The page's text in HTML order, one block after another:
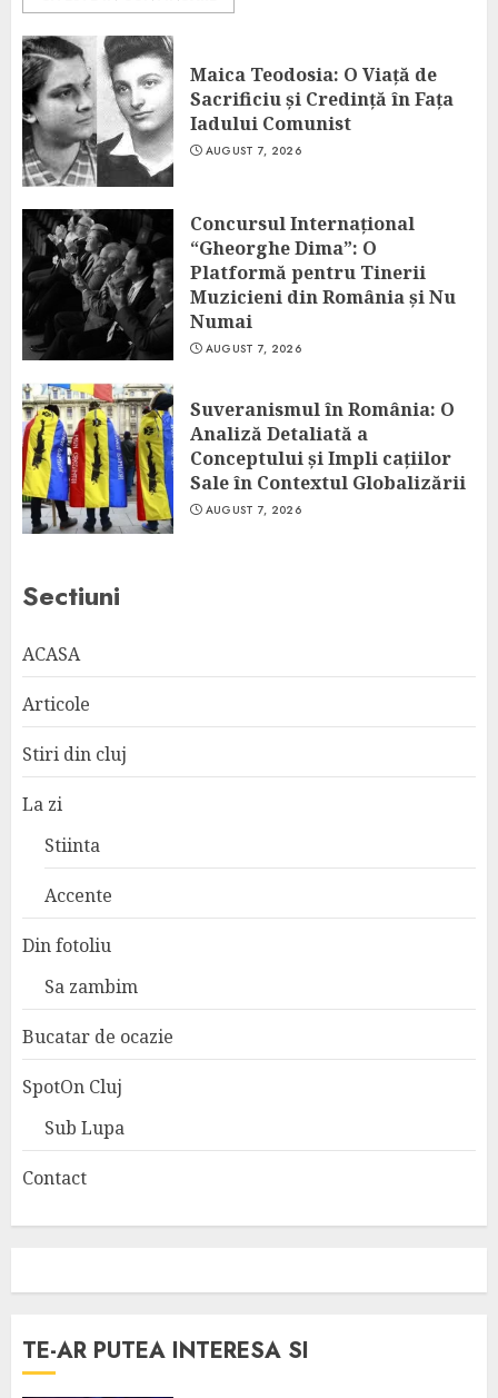
Maica Teodosia: O Viață de
Sacrificiu și Credință în Fața
Iadului Comunist
AUGUST 7, 2026
Concursul Internațional
“Gheorghe Dima”: O
Platformă pentru Tinerii
Muzicieni din România și Nu
Numai
AUGUST 7, 2026
Suveranismul în România: O
Analiză Detaliată a
Conceptului și Impli cațiilor
Sale în Contextul Globalizării
AUGUST 7, 2026
Sectiuni
ACASA
Articole
Stiri din cluj
La zi
Stiinta
Accente
Din fotoliu
Sa zambim
Bucatar de ocazie
SpotOn Cluj
Sub Lupa
Contact
TE-AR PUTEA INTERESA SI